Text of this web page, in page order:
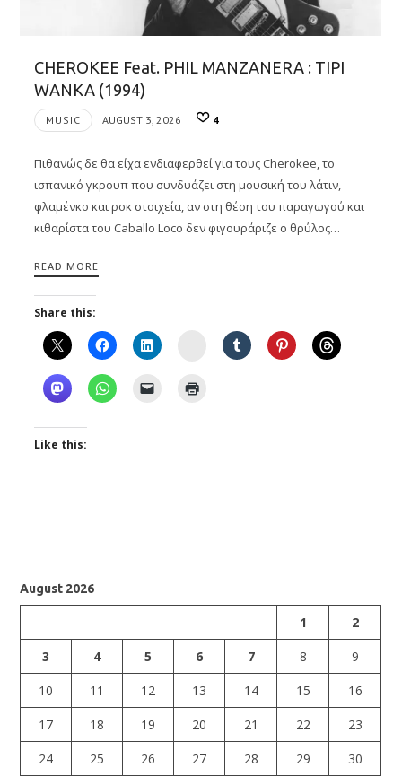
CHEROKEE Feat. PHIL MANZANERA : TIPI
WANKA (1994)
MUSIC AUGUST 3, 2026 4
Πιθανώς δε θα είχα ενδιαφερθεί για τους Cherokee, το
ισπανικό γκρουπ που συνδυάζει στη μουσική του λάτιν,
φλαμένκο και ροκ στοιχεία, αν στη θέση του παραγωγού και
κιθαρίστα του Caballo Loco δεν φιγουράριζε ο θρύλος…
READ MORE
Share this:
Instagram
Like this:
August 2026
1
2
3
4 5 6 7 8
9
10
11 12 13 14 15
16
17
18 19 20 21 22
23
24
25 26 27 28 29
30